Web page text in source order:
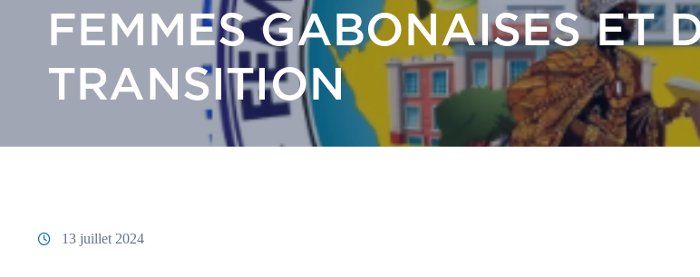
FEMMES GABONAISES ET
TRANSITION
13 juillet 2024